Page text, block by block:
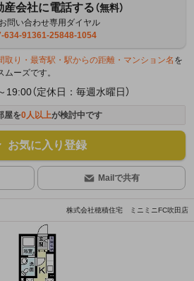
産会社に電話する（無料）
問い合わせ専用ダイヤル
634-91361-25848-1054
取り・最寄駅・駅からの距離・マンション名 を
ーズです。
（定休日：毎週水曜日）
屋を0人以上が検討中です
お気に入り登録
Mailで共有
株式会社穂積住宅 ミニミニFC吹田店